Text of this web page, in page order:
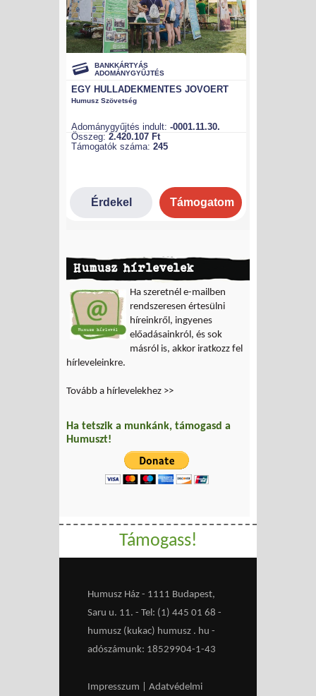
Humusz hírlevelek
Ha szeretnél e-mailben
rendszeresen értesülni
híreinkről, ingyenes
előadásainkról, és sok
másról is, akkor iratkozz fel
hírleveleinkre.
Tovább a hírlevelekhez >>
Ha tetszik a munkánk, támogasd a
Humuszt!
Támogass!
Humusz Ház - 1111 Budapest,
Saru u. 11. - Tel: (1) 445 01 68 -
humusz (kukac) humusz . hu -
adószámunk: 18529904-1-43
Impresszum
Adatvédelmi